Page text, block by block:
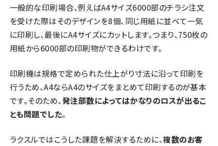
一般的な印刷場合、例えばA4サイズ6000部のチラシ注文
を受けた際はそのデザインを8個、同じ用紙に並べて一気
に印刷し、最後にA4サイズにカットします。つまり、750枚の
用紙から6000部の印刷物ができるわけです。
印刷機は規格で定められた仕上がり寸法に沿って印刷を
行うため、A4ならA4のサイズをまとめて印刷するのが基本
です。そのため、発注部数によってはかなりのロスが出るこ
とも問題でした。
ラクスルではこうした課題を解決するために、複数のお客